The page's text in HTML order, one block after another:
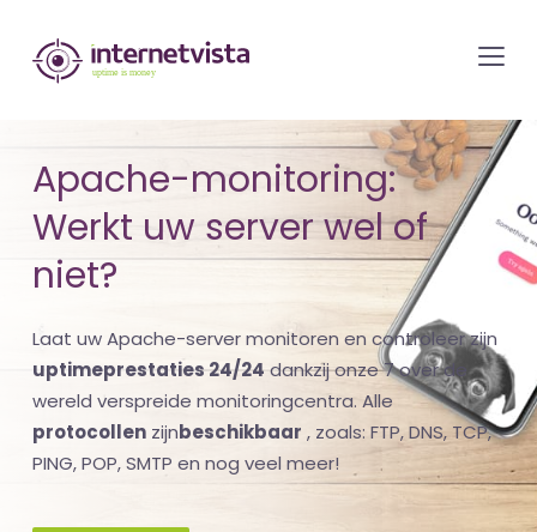
internetvista
monitoring
bewaking
van
websites
en
internetdiensten
-
Uptime
is
money
Apache-monitoring:
Werkt uw server wel of
niet?
Laat uw Apache-server monitoren en controleer zijn
uptimeprestaties 24/24dankzij onze 7 over de
wereld verspreide monitoringcentra. Alle
protocollen zijnbeschikbaar , zoals: FTP, DNS, TCP,
PING, POP, SMTP en nog veel meer!